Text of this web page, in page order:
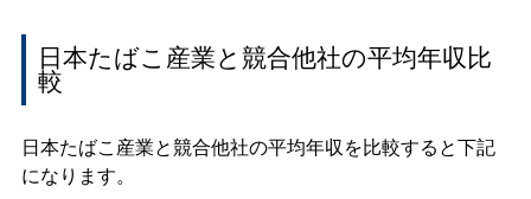
日本たばこ産業と競合他社の平均年収比
較
日本たばこ産業と競合他社の平均年収を比較すると下記
になります。